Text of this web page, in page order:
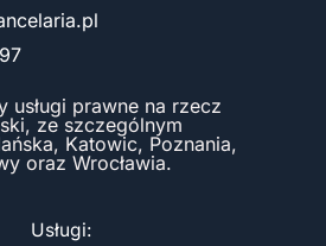
usługi prawne na rzecz
ze szczególnym
Katowic, Poznania,
oraz Wrocławia.
Usługi: